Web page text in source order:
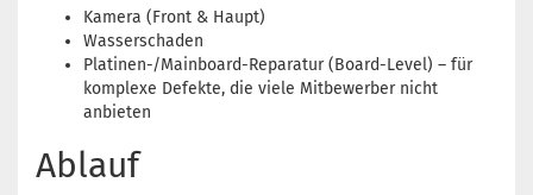
Kamera (Front & Haupt)
Wasserschaden
Platinen-/Mainboard-Reparatur (Board-Level) – für
komplexe Defekte, die viele Mitbewerber nicht
anbieten
Ablauf